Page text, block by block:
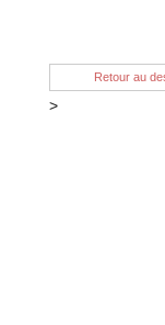
Retour au
>